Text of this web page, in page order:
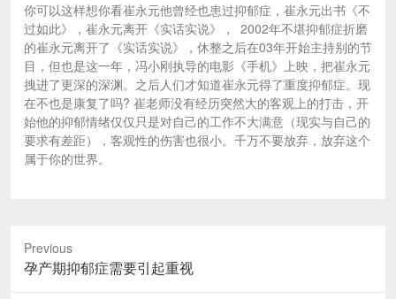
你可以这样想你看崔永元他曾经也患过抑郁症，崔永元出书《不
过如此》，崔永元离开《实话实说》， 2002年不堪抑郁症折磨
的崔永元离开了《实话实说》，休整之后在03年开始主持别的节
目，但也是这一年，冯小刚执导的电影《手机》上映，把崔永元
拽进了更深的深渊。之后人们才知道崔永元得了重度抑郁症。现
在不也是康复了吗? 崔老师没有经历突然大的客观上的打击，开
始他的抑郁情绪仅仅只是对自己的工作不大满意（现实与自己的
要求有差距），客观性的伤害也很小。千万不要放弃，放弃这个
属于你的世界。
Previous
Previous
post:
孕产期抑郁症需要引起重视